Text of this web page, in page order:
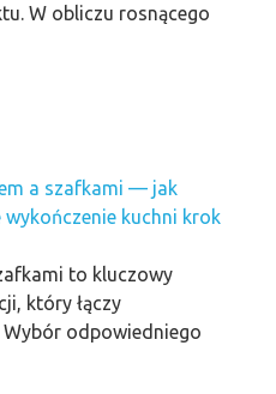
W obliczu rosnącego
a szafkami — jak
wykończenie kuchni krok
to kluczowy
który łączy
odpowiedniego